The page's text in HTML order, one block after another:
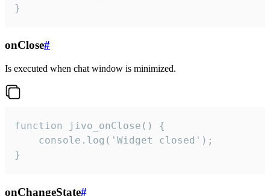
}
onClose#
Is executed when chat window is minimized.
function jivo_onClose() {
    console.log('Widget closed');
}
onChangeState#